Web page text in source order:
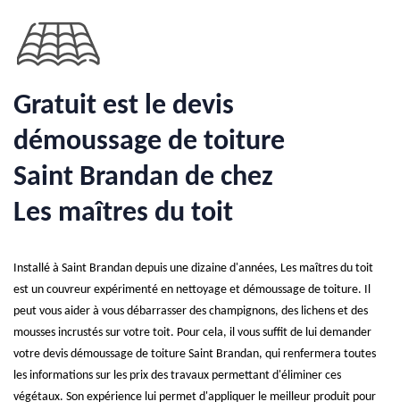
Gratuit est le devis
démoussage de toiture
Saint Brandan de chez
Les maîtres du toit
Installé à Saint Brandan depuis une dizaine d'années, Les maîtres du toit
est un couvreur expérimenté en nettoyage et démoussage de toiture. Il
peut vous aider à vous débarrasser des champignons, des lichens et des
mousses incrustés sur votre toit. Pour cela, il vous suffit de lui demander
votre devis démoussage de toiture Saint Brandan, qui renfermera toutes
les informations sur les prix des travaux permettant d'éliminer ces
végétaux. Son expérience lui permet d'appliquer le meilleur produit pour